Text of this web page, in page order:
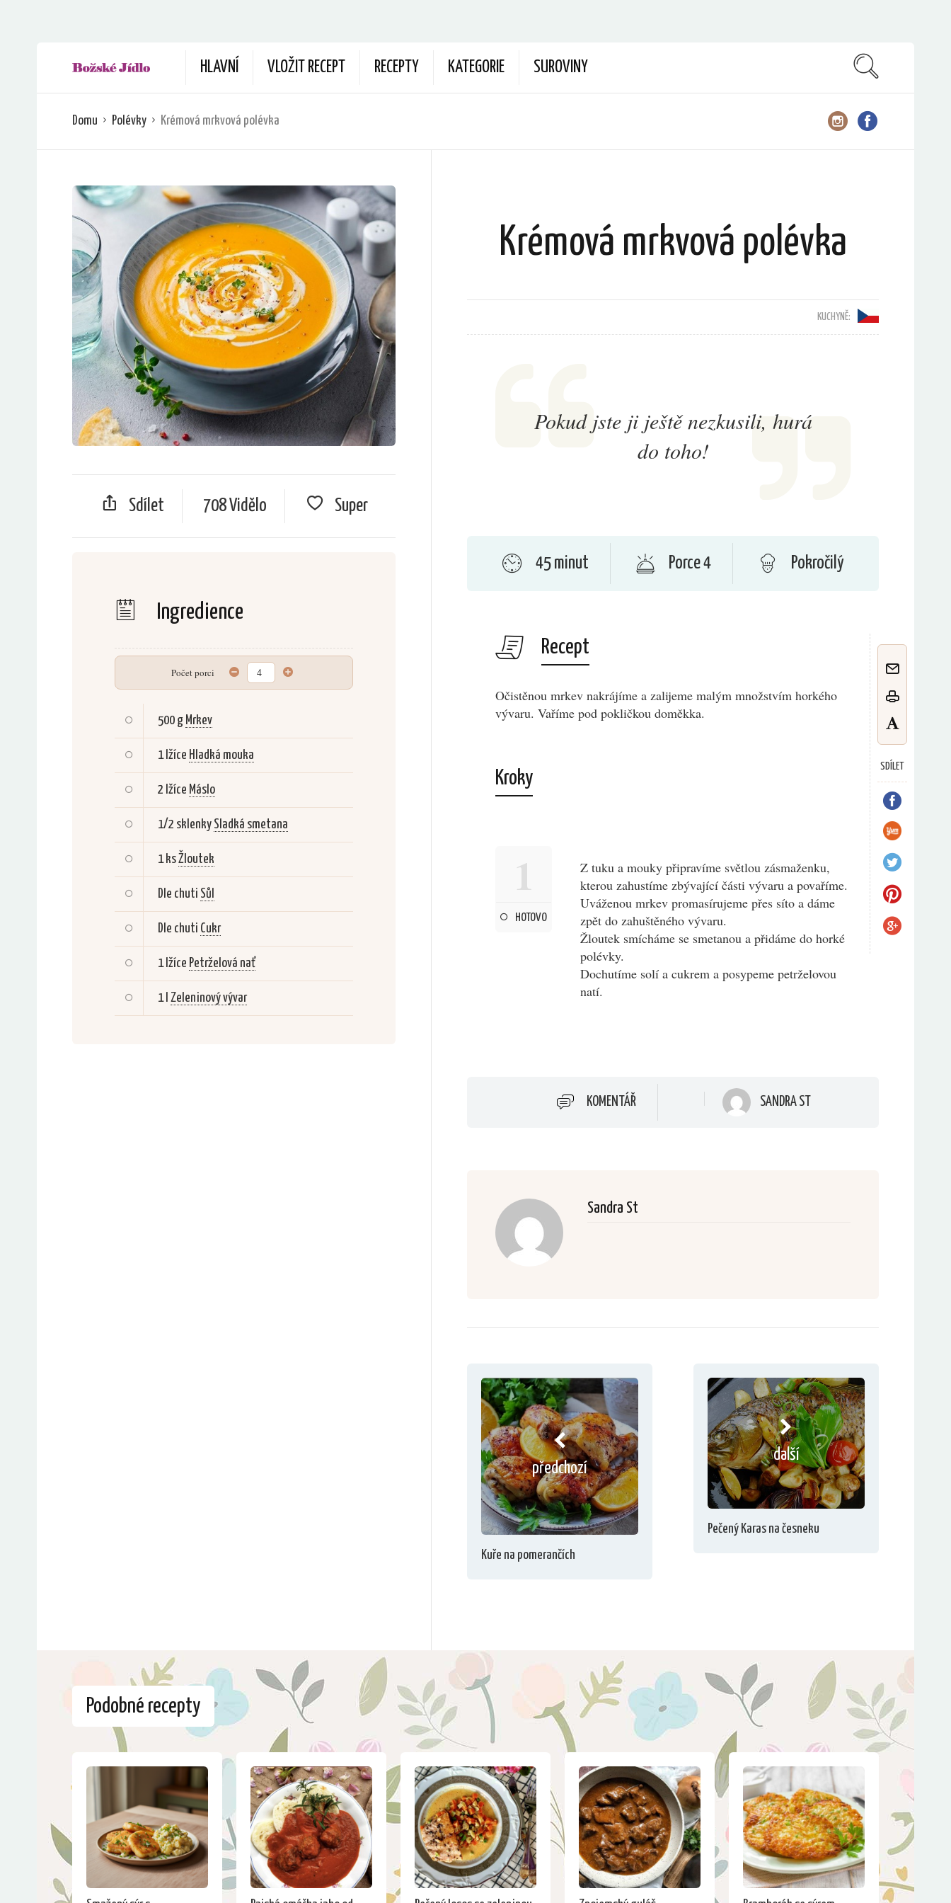
HLAVNÍ VLOŽIT RECEPT RECEPTY KATEGORIE SUROVINY
Domu Polévky Krémová mrkvová polévka
Sdílet 708 Vidělo Super
Ingredience
Počet porci
500 g Mrkev
1 lžíce Hladká mouka
2 lžíce Máslo
1/2 sklenky Sladká smetana
1 ksŽloutek
Dle chuti Sůl
Dle chuti Cukr
1 lžíce Petrželová nať
1 l Zeleninový vývar
Krémová mrkvová polévka
KUCHYNĚ:
Pokud jste ji ještě nezkusili, hurá
do toho!
45 minut Porce 4 Pokročilý
Recept
SDÍLET
Očistěnou mrkev nakrájíme a zalijeme malým množstvím horkého
vývaru. Vaříme pod pokličkou doměkka.
Kroky
1
HOTOVO
Z tuku a mouky připravíme světlou zásmaženku,
kterou zahustíme zbývající části vývaru a povaříme.
Uváženou mrkev promasírujeme přes síto a dáme
zpět do zahuštěného vývaru.
Žloutek smícháme se smetanou a přidáme do horké
polévky.
Dochutíme solí a cukrem a posypeme petrželovou
natí.
KOMENTÁŘ SANDRA ST
Sandra St
předchozí
Kuře na pomerančích
další
Pečený Karas na česneku
Podobné recepty